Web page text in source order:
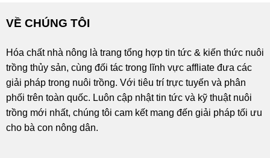
VỀ CHÚNG TÔI
Hóa chất nhà nông là trang tổng hợp tin tức & kiến thức nuôi
trồng thủy sản, cùng đối tác trong lĩnh vực affliate đưa các
giải pháp trong nuôi trồng. Với tiêu trí trực tuyến và phân
phối trên toàn quốc. Luôn cập nhật tin tức và kỹ thuật nuôi
trồng mới nhất, chúng tôi cam kết mang đến giải pháp tối ưu
cho bà con nông dân.